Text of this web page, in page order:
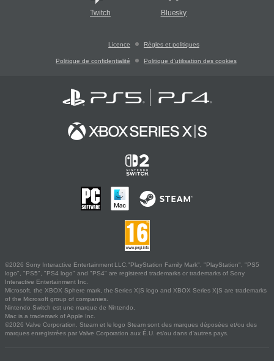
Twitch Bluesky
Licence Règles et politiques
Politique de confidentialité Politique d'utilisation des cookies
©2026 Sony Interactive Entertainment LLC."PlayStation Family Mark", "PlayStation", "PS5
logo", "PS5", "PS4 logo" and "PS4" are registered trademarks or trademarks of Sony
Interactive Entertainment Inc.
Microsoft, the XBOX Sphere mark, the Series X|S logo and XBOX Series X|S are trademarks
of the Microsoft group of companies.
Nintendo Switch est une marque de Nintendo.
Mac is a trademark of Apple Inc.
©2026 Valve Corporation. Steam et le logo Steam sont des marques déposées et/ou des
marques enregistrées par Valve Corporation aux É.U. et/ou dans d'autres pays.